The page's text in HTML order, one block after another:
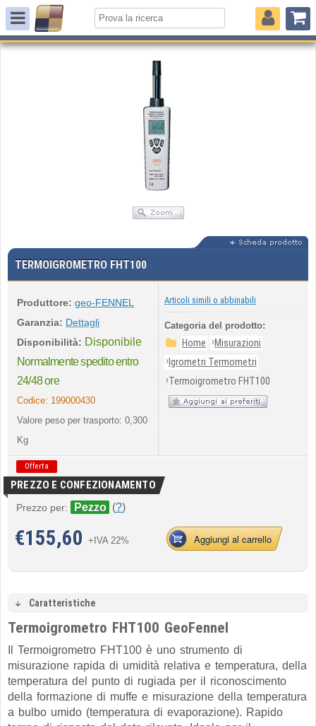
TERMOIGROMETRO FHT100
Produttore: geo-FENNEL
Garanzia: Dettagli
Disponibilità: Disponibile
Normalmente spedito entro
24/48 ore
Codice: 199000430
Valore peso per trasporto: 0,300
Kg
Articoli simili o abbinabili
Categoria del prodotto:
Home ›Misurazioni
› Igrometri Termometri
›Termoigrometro FHT100
Offerta
PREZZO E CONFEZIONAMENTO
Prezzo per: Pezzo (?)
€155,60 +IVA 22% Aggiungi al carrello
Caratteristiche
Termoigrometro FHT100 GeoFennel
Il Termoigrometro FHT100 è uno strumento di
misurazione rapida di umidità relativa e temperatura, della
temperatura del punto di rugiada per il riconoscimento
della formazione di muffe e misurazione della temperatura
a bulbo umido (temperatura di evaporazione). Rapido